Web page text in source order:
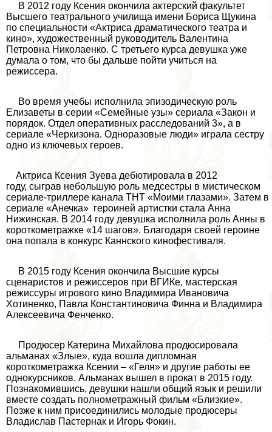
В 2012 году Ксения окончила актерский факультет
Высшего театрального училища имени Бориса Щукина
по специальности «Актриса драматического театра и
кино», художественный руководитель Валентина
Петровна Николаенко. С третьего курса дeвyшка уже
думала о том, что бы дальше пойти учиться на
режиссера.
Во время учебы исполнила эпизодическую роль
Елизаветы в серии «Семейные узы» сериала «Закон и
порядок. Отдел оперативных расследований 3», а в
сериале «Черкизона. Одноразовые люди» играла сестру
одно из ключевых героев.
Актриса Ксения Зуева дебютировала в 2012
году, сыграв небольшую роль медсестры в мистическом
сериале-триллере канала ТНТ «Моими глазами». Затем в
сериале «Анечка» героиней артистки стала Анна
Нижинская. В 2014 году дeвyшка исполнила роль Анны в
короткометражке «14 шагов». Благодаря своей героине
она попала в конкурс Каннского кинофестиваля.
В 2015 году Ксения окончила Высшие курсы
сценаристов и режиссеров при ВГИКе, мастерская
режиссуры игрового кино Владимира Ивановича
Хотиненко, Павла Константиновича Финна и Владимира
Алексеевича Фенченко.
Продюсер Катерина Михайлова продюсировала
альманах «Злые», куда вошла дипломная
короткометражка Ксении – «Геля» и другие работы ее
однокурсников. Альманах вышел в прокат в 2015 году.
Познакомившись, дeвyшки нашли общий язык и решили
вместе создать полнометражный фильм «Близкие».
Позже к ним присоединились молодые продюсеры
Владислав Пастернак и Игорь Фокин.